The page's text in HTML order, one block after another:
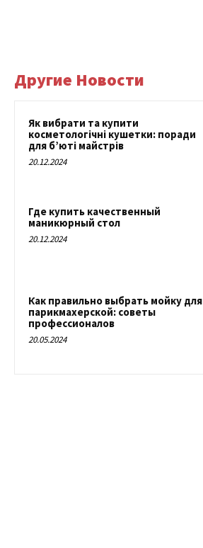
Другие Новости
Як вибрати та купити
косметологічні кушетки: поради
для б’юті майстрів
20.12.2024
Где купить качественный
маникюрный стол
20.12.2024
Как правильно выбрать мойку для
парикмахерской: советы
профессионалов
20.05.2024